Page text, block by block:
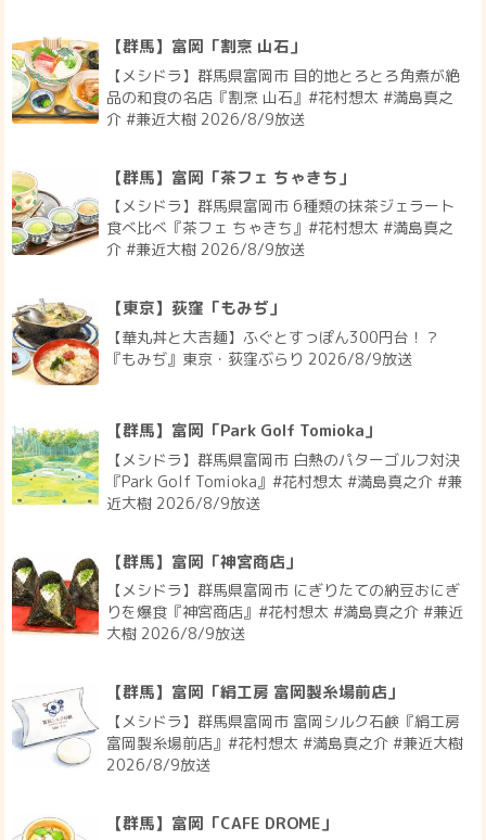
【群馬】富岡「割烹 山石」
【メシドラ】群馬県富岡市 目的地とろとろ角煮が絶
品の和食の名店『割烹 山石』#花村想太 #満島真之
介 #兼近大樹 2026/8/9放送
【群馬】富岡「茶フェ ちゃきち」
【メシドラ】群馬県富岡市 6種類の抹茶ジェラート
食べ比べ『茶フェ ちゃきち』#花村想太 #満島真之
介 #兼近大樹 2026/8/9放送
【東京】荻窪「もみぢ」
【華丸丼と大吉麺】ふぐとすっぽん300円台！？
『もみぢ』東京・荻窪ぶらり 2026/8/9放送
【群馬】富岡「Park Golf Tomioka」
【メシドラ】群馬県富岡市 白熱のパターゴルフ対決
『Park Golf Tomioka』#花村想太 #満島真之介 #兼
近大樹 2026/8/9放送
【群馬】富岡「神宮商店」
【メシドラ】群馬県富岡市 にぎりたての納豆おにぎ
りを爆食『神宮商店』#花村想太 #満島真之介 #兼近
大樹 2026/8/9放送
【群馬】富岡「絹工房 富岡製糸場前店」
【メシドラ】群馬県富岡市 富岡シルク石鹸『絹工房
富岡製糸場前店』#花村想太 #満島真之介 #兼近大樹
2026/8/9放送
【群馬】富岡「CAFE DROME」